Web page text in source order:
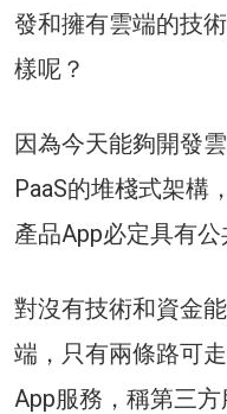
發和擁有雲端的技
樣呢？
因為今天能夠開發
PaaS的堆棧式架構
產品App必定具有公
對沒有技術和資金
端，只有兩條路可
App服務，稱第三